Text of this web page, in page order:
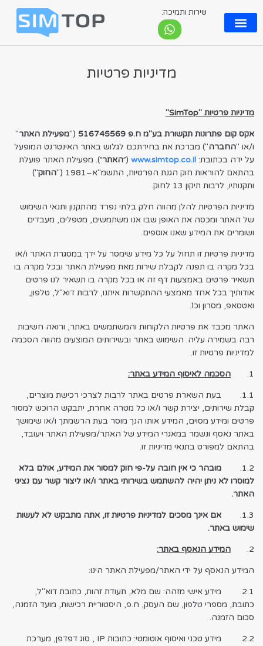
שירות ותמיכה:
מדיניות פרטיות
מדיניות פרטיות "SimTop"
אקס קום פתרונות תקשורת בע"מ ח.פ 516745569
("מפעילת האתר"
ו/או "החברה") מברכת את בחירתכם לגלוש באתר האינטרנט המופעל
על ידה בכתובת: www.simtop.co.il (״האתר״). מפעילת האתר פועלת
בהתאם להוראות חוק הגנת הפרטיות, התשמ"א–1981 ("
החוק")
ותקנותיו, לרבות תיקון 13 לחוק.
מדיניות הפרטיות להלן מהווה חלק בלתי נפרד מהתקנון ותנאי השימוש
של האתר ומכסה את האופן שבו אנו משתמשים, מטפלים, מעבדים
ושומרים את המידע שאנו אוספים.
מדיניות פרטיות זו תחול על כל מידע שימסר על ידך במסגרת האתר ו/או
בכל מקרה בו תפנה לקבלת שירות מאת מפעילת האתר ובכל מקרה בו
תשאיר פרטים באמצעות דף זה או בכל מקרה בו תשאיר לנו פרטים
אודותיך בכל אחד מאמצעי ההתקשרות איתנו, לרבות דוא"ל, טלפון,
ואטסאפ, מסרון וכו'.
האתר מכבד את פרטיות הלקוחות והמשתמשים באתר, ורואה חשיבות
רבה בשמירה עליה. השימוש באתר ובשירותים המוצעים מהווה הסכמה
למדיניות פרטיות זו.
1. הסכמה לאיסוף המידע באתר:
1.1. בעת השארת פרטים באתר לרבות לצרכי רכישת מוצרים,
קבלת שירותים, יצירת קשר ו/או כל מטרה אחרת, יתבקש הרוכש למסור
פרטים ומידע מסוים, המידע אותו הנך מוסר בעת הרשמתך ו/או שימושך
באתר נאסף ונשמר במאגרי המידע של האתר/מפעילת האתר ויעובד,
בהתאם למפורט בתנאי מדיניות זו.
1.2.
מובהר כי אין חובה על-פי חוק למסור את המידע, אולם בלא
למוסרו לא ניתן יהיה להשתמש בשירותי באתר ו/או ליצור קשר עם נציגי
האתר.
1.3.
אם אינך מסכים למדיניות פרטיות זו, אתה מתבקש לא לעשות
שימוש באתר.
2. המידע הנאסף באתר:
המידע הנאסף על ידי האתר/מפעילת האתר הינו:
2.1. מידע אישי מזהה: שם מלא, תעודת זהות, כתובת דוא"ל,
כתובת, מספרי טלפון, שם העסק, ח.פ, היסטוריית רכישות, מועד הזמנה,
סכום הזמנה.
2.2. מידע טכני ואיסוף אוטומטי: כתובות IP , סוג דפדפן, מערכת